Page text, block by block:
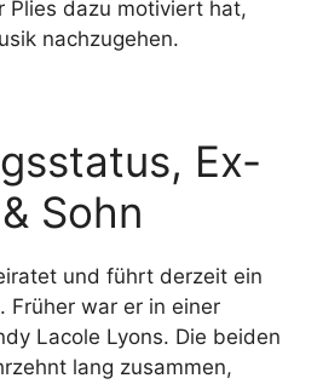
Plies dazu motiviert hat,
nachzugehen.
Ex-
Sohn
und führt derzeit ein
Früher war er in einer
Lacole Lyons. Die beiden
lang zusammen,